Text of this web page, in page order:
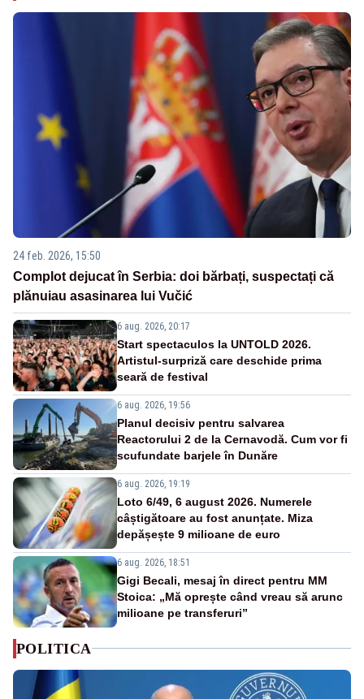
24 feb. 2026, 15:50
Complot dejucat în Serbia: doi bărbați, suspectați că
plănuiau asasinarea lui Vučić
6 aug. 2026, 20:17
Start spectaculos la UNTOLD 2026.
Artistul-surpriză care deschide prima
seară de festival
6 aug. 2026, 19:56
Planul decisiv pentru salvarea
Reactorului 2 de la Cernavodă. Cum vor fi
scufundate barjele în Dunăre
6 aug. 2026, 19:19
Loto 6/49, 6 august 2026. Numerele
câștigătoare au fost anunțate. Miza
depășește 9 milioane de euro
6 aug. 2026, 18:51
Gigi Becali, mesaj în direct pentru MM
Stoica: „Mă oprește când vreau să arunc
milioane pe transferuri”
POLITICA